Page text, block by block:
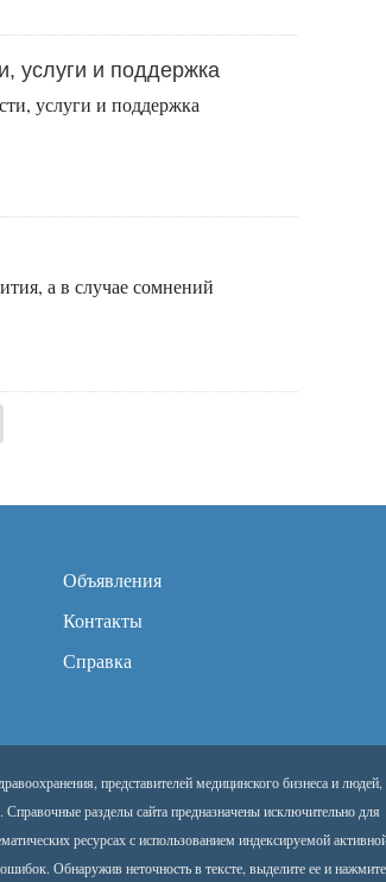
услуги и поддержка
услуги и поддержка
а в случае сомнений
Объявления
Контакты
Справка
представителей медицинского бизнеса и людей,
разделы сайта предназначены исключительно для
ресурсах с использованием индексируемой
Обнаружив неточность в тексте, выделите ее и